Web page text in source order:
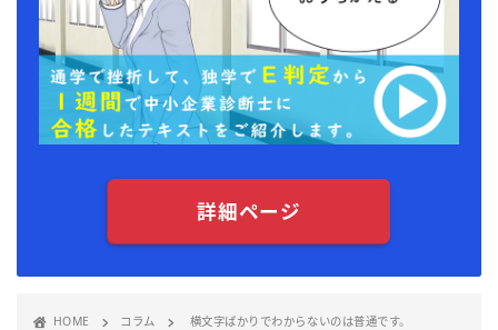
詳細ページ
HOME コラム 横文字ばかりでわからないのは普通です。